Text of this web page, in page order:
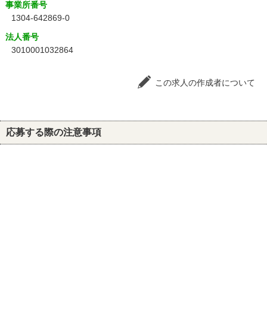
事業所番号
1304-642869-0
法人番号
3010001032864
この求人の作成者について
応募する際の注意事項